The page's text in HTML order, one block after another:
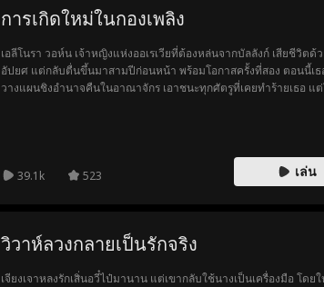
การเกิดใหม่ในกองเพลิง
เอลีโนรา วอห์น เจ้าหญิงแห่งออเรเวียที่ต้องหล่นจากบัลลังก์ เสียชีวิตด้
อัปยศ แต่กลับตื่นขึ้นมาสามปีก่อนหน้า พร้อมโอกาสครั้งที่สอง ตอนนี้เธ
วางแผนชิงอำนาจคืนในอาณาจักร เอาชนะทุกศัตรูที่เคยทำร้ายเธอ แต่
39.1k 523 เล่น
วิวาห์ลวงกลายเป็นรักจริง
เจียงเจาหลงรักเสิ่นอวี๋ไป๋มานาน แต่เขากลับใช้นางเป็นเครื่องมือ โดยใ